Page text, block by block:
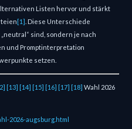
Listen hervor und stärkt
[1] . Diese Unterschiede
sind, sondern je nach
und Promptinterpretation
setzen.
[13] [14] [15] [16] [17] [18] Wahl 2026
2026-augsburg.html